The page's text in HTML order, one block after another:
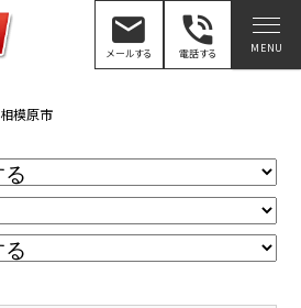
mail
メールする
phone_in_talk
電話する
相模原市